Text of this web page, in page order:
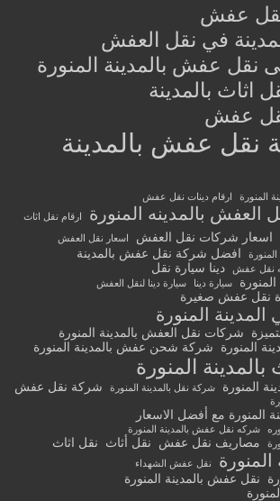
عفش
في نقل العفش
عفش بالمدينة المنورة
بالمدينة
عفش
عفش بالمدينة
المنورة ارقام دينات نقل عفش
العفش بالمدينه المنورة ارقام نقل اثاث
اسعار شركات نقل العفش
اسعار نقل العفش
افضل شركة نقل عفش بالمدينة
نقل عفش
دينا سيارة نقل
سيارة دينا سيارة دينا لنقل العفش
نقل عفش صغيرة
المنورة
شركات نقل العفش بالمدينة المنورة
المنورة
شركة شحن عفش بالمدينة المنورة
المنورة
المنورة شركة نقل بالمدينة المنورة شركة نقل عفش
المنورة مع أفضل الاسعار
شركه نقل عفش بالمدينة المنورة
مصاريف نقل عفش نقل أثاث نقل اثاث
المنورة نقل عفش الشهداء
نقل عفش بالمدينة المنورة